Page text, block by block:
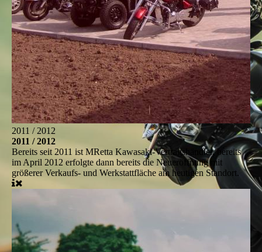
2011 / 2012
2011 / 2012
Bereits seit 2011 ist MRetta Kawasaki-Vertragshändler, bereits
im April 2012 erfolgte dann bereits die Neueröffnung mit
größerer Verkaufs- und Werkstattfläche am heutigen Standort.